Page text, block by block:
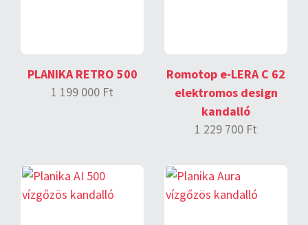
PLANIKA RETRO 500
1 199 000 Ft
Romotop e-LERA C 62
elektromos design
kandalló
1 229 700 Ft